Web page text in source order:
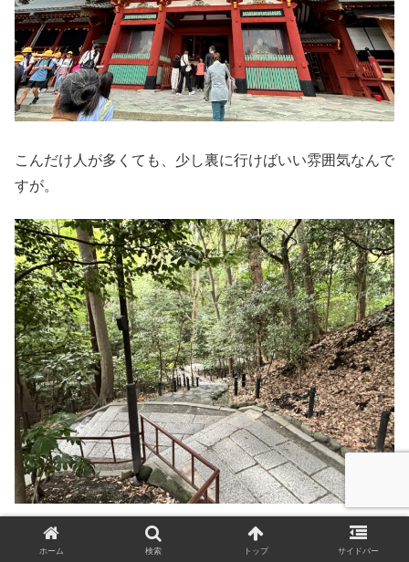
こんだけ人が多くても、少し裏に行けばいい雰囲気なんで
すが。
さあ、人が多いので長居するのも疲れるので次です。
ホーム 検索 トップ サイドバー